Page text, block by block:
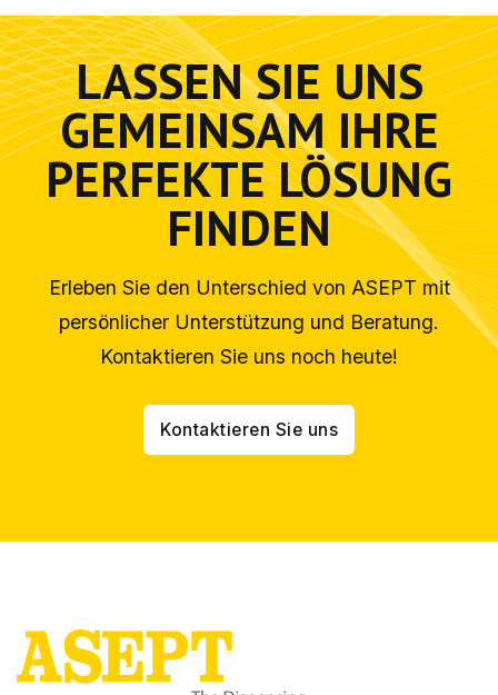
LASSEN SIE UNS
GEMEINSAM IHRE
PERFEKTE LÖSUNG
FINDEN
Erleben Sie den Unterschied von ASEPT mit
persönlicher Unterstützung und Beratung.
Kontaktieren Sie uns noch heute!
Kontaktieren Sie uns